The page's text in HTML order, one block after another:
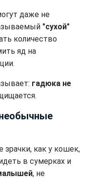
даже не
"сухой"
количество
яд на
гадюка не
как у кошек,
в сумерках и
, не